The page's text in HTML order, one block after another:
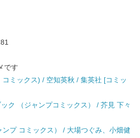
です
ミックス) / 空知英秋 / 集英社 [コミッ
ク （ジャンプコミックス） / 芥見 下々
プ コミックス） / 大場つぐみ、小畑健